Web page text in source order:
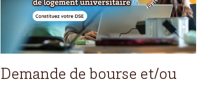
Demande de bourse et/ou